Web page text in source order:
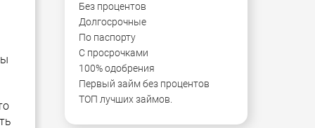
Без процентов
Долгосрочные
По паспорту
С просрочками
100% одобрения
Первый займ без процентов
ТОП лучших займов.